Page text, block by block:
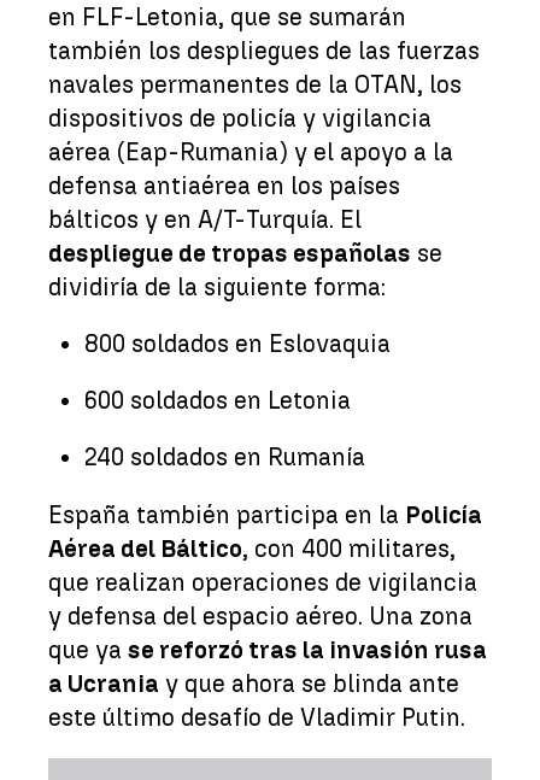
en FLF-Letonia, que se sumarán
también los despliegues de las fuerzas
navales permanentes de la OTAN, los
dispositivos de policía y vigilancia
aérea (Eap-Rumania) y el apoyo a la
defensa antiaérea en los países
bálticos y en A/T-Turquía. El
despliegue de tropas españolas se
dividiría de la siguiente forma:
800 soldados en Eslovaquia
600 soldados en Letonia
240 soldados en Rumanía
España también participa en la Policía
Aérea del Báltico, con 400 militares,
que realizan operaciones de vigilancia
y defensa del espacio aéreo. Una zona
que ya se reforzó tras la invasión rusa
a Ucrania y que ahora se blinda ante
este último desafío de Vladimir Putin.